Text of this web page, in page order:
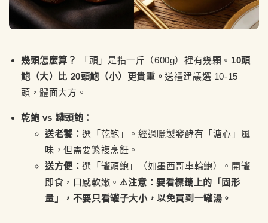
幾頭怎麼算？ 「頭」是指一斤（600g）裡有幾顆。 10頭
鮑（大）比 20頭鮑（小）更貴重。送禮建議選 10-15
頭，體面大方。
乾鮑 vs 罐頭鮑：
送老饕：選「乾鮑」。經過曬製發酵有「溏心」風
味，但需要繁複烹飪。
送方便：選「罐頭鮑」（如墨西哥車輪鮑）。開罐
即食，口感軟嫩。 ⚠️注意：要看標籤上的「固形
量」，不要只看罐子大小，以免買到一罐湯。